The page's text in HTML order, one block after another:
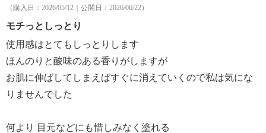
（購入日：2026/05/12｜公開日：2026/06/22）
モチっとしっとり
使用感はとてもしっとりします
ほんのりと酸味のある香りがしますが
お肌に伸ばしてしまえばすぐに消えていくので私は気にな
りませんでした
何より 目元などにも惜しみなく塗れる